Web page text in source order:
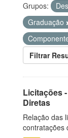
Grupos:
Graduação
Filtrar
Licitações
Diretas
Relação das
contratações